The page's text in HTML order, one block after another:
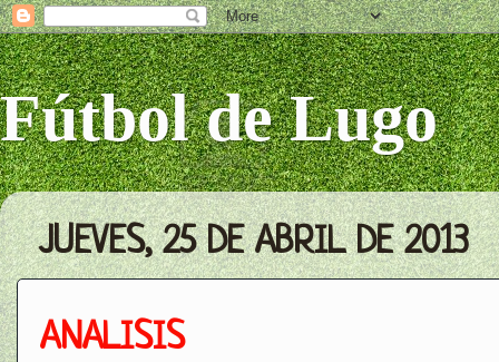
Fútbol de Lugo
JUEVES, 25 DE ABRIL DE 2013
ANALISIS